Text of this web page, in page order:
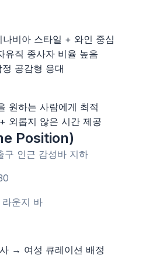
비아 스타일 + 와인 중심
유직 종사자 비율 높음
공감형 응대
원하는 사람에게 최적
외롭지 않은 시간 제공
Position)
구 인근 감성바 지하
운지 바
→ 여성 큐레이션 배정